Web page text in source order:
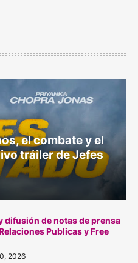
el combate y el
tráiler de Jefes
difusión de notas de prensa
Publicas y Free
2026